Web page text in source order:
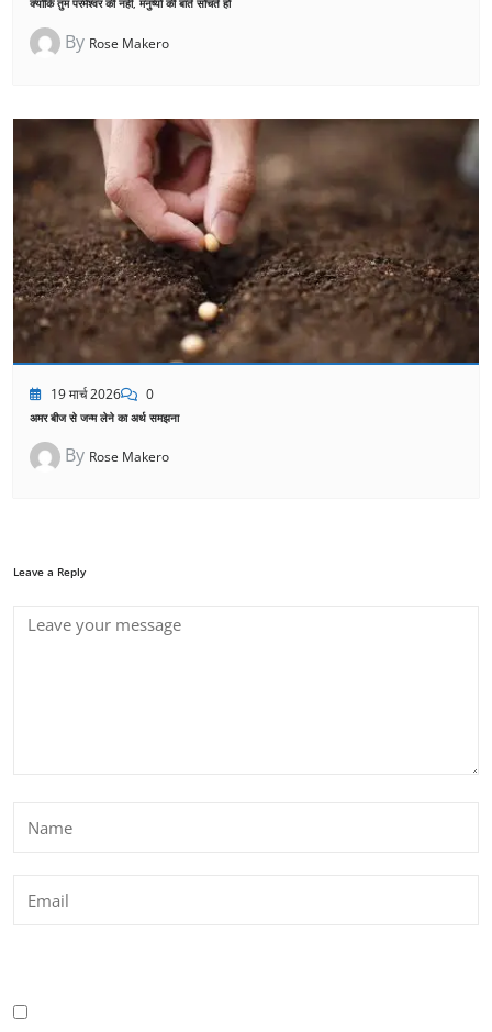
क्योंकि तुम परमेश्वर की नहीं, मनुष्यों की बातें सोचते हो
By Rose Makero
19 मार्च 2026 0
अमर बीज से जन्म लेने का अर्थ समझना
By Rose Makero
Leave a Reply